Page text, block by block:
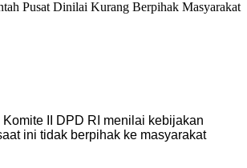
II DPD RI menilai kebijakan
ini tidak berpihak ke masyarakat